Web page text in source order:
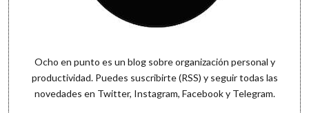
Ocho en punto es un blog sobre organización personal y
productividad. Puedes suscribirte (RSS) y seguir todas las
novedades en Twitter, Instagram, Facebooky Telegram.